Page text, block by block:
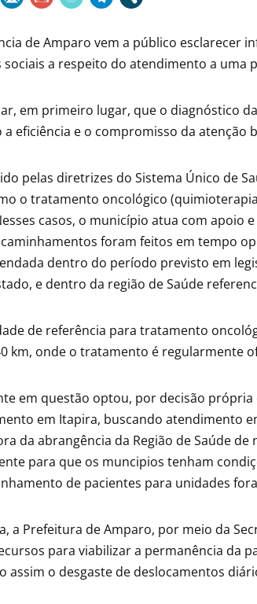
de Amparo vem a público esclarecer
a respeito do atendimento a uma
em primeiro lugar, que o diagnóstico
a eficiência e o compromisso da atenção
pelas diretrizes do Sistema Único de
o tratamento oncológico
casos, o município atua com apoio
foram feitos em tempo
dentro do período previsto em
e dentro da região de Saúde
de referência para tratamento
km, onde o tratamento é regularmente
em questão optou, por decisão
em Itapira, buscando atendimento
da abrangência da Região de Saúde
para que os muncipios tenham
de pacientes para unidades
a Prefeitura de Amparo, por meio da
para viabilizar a permanência da
assim o desgaste de deslocamentos